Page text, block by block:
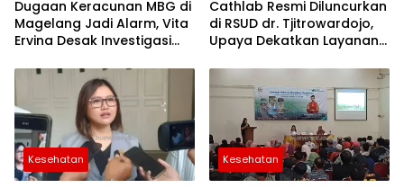
purworejo
puskesma
loano
Dugaan Keracunan MBG di
Magelang Jadi Alarm, Vita
Ervina Desak Investigasi
Pengawasan Diperketat
Cathlab Resmi Diluncurkan
di RSUD dr. Tjitrowardojo,
Upaya Dekatkan Layanan
Purworejo
Kesehatan Kesehatan